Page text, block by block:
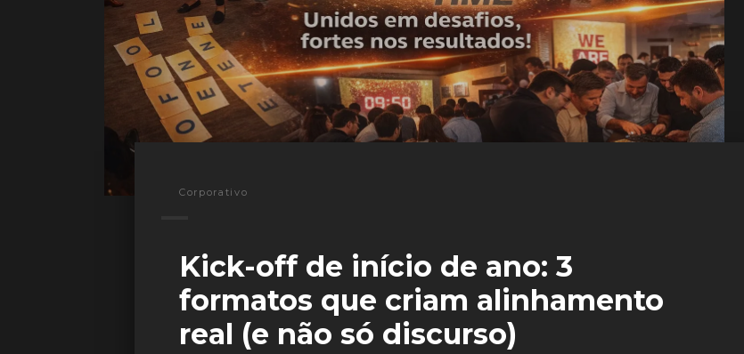
Corporativo
Kick-off de início de ano: 3
formatos que criam alinhamento
real (e não só discurso)